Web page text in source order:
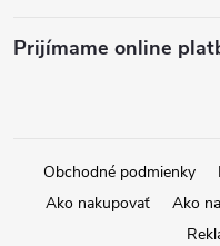
Prijímame online
Obchodné podmienky
Ako nakupovať
Ako